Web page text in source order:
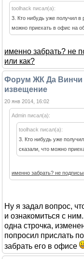
toolhack писал(а):
3. Кто нибудь уже получил в
можно приехать в офис на
именно забрать? не
или как?
Форум ЖК Да Винчи
извещение
20 янв 2014, 16:02
Admin писал(а):
toolhack писал(а):
3. Кто нибудь уже
сказали, что можно
именно забрать? не
Ну я задал вопрос,
и ознакомиться с
одна строчка,
попросил прислать
забрать его в офисе